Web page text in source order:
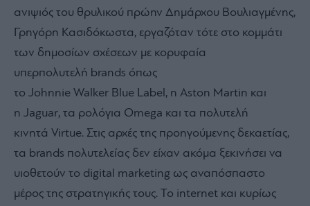
ανιψιός του θρυλικού πρώην Δημάρχου Βουλιαγμένης,
Γρηγόρη Κασιδόκωστα, εργαζόταν τότε στο κομμάτι
των δημοσίων σχέσεων με κορυφαία
υπερπολυτελή brands όπως
το Johnnie Walker Blue Label, η Aston Martin και
η Jaguar, τα ρολόγια Omega και τα πολυτελή
κινητά Virtue. Στις αρχές της προηγούμενης δεκαετίας,
τα brands πολυτελείας δεν είχαν ακόμα ξεκινήσει να
υιοθετούν το digital marketing ως αναπόσπαστο
μέρος της στρατηγικής τους. Το internet και κυρίως